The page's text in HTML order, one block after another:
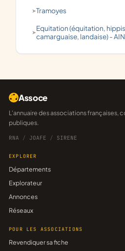
Tramoyes
Equitation (équitation, hippisme, course
camarguaise, landaise) - AIN
Assoce
L'annuaire des associations françaises, construit sur les données
publiques.
RNA / JOAFE / SIRENE
EXPLORER
Départements
Explorateur
Annonces
Réseaux
POUR LES ASSOCIATIONS
Revendiquer sa fiche